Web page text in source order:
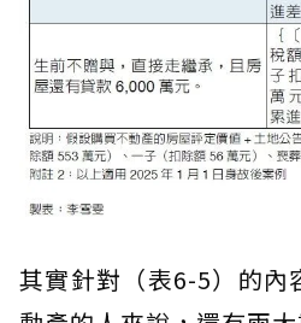
其實針對（表6-5）的內